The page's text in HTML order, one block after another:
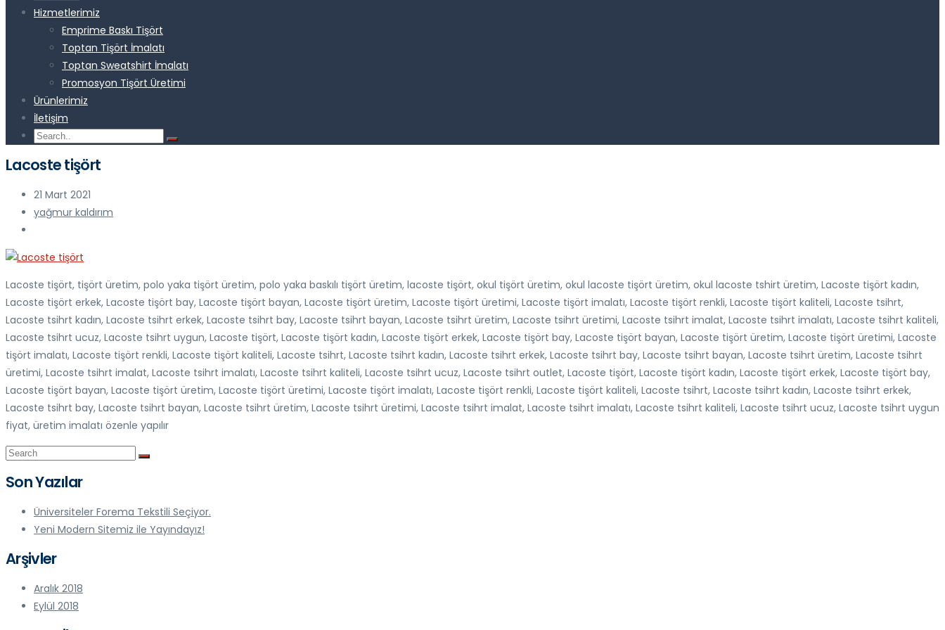
Hizmetlerimiz
Emprime Baskı Tişört
Toptan Tişört İmalatı
Toptan Sweatshirt İmalatı
Promosyon Tişört Üretimi
Ürünlerimiz
İletişim
Lacoste tişört
21 Mart 2021
yağmur kaldırım
Lacoste tişört, tişört üretim, polo yaka tişört üretim, polo yaka baskılı tişört üretim, lacoste tişört, okul tişört üretim, okul lacoste tişört üretim, okul lacoste tshirt üretim, Lacoste tişört kadın,
Lacoste tişört erkek, Lacoste tişört bay, Lacoste tişört bayan, Lacoste tişört üretim, Lacoste tişört üretimi, Lacoste tişört imalatı, Lacoste tişört renkli, Lacoste tişört kaliteli, Lacoste tsihrt,
Lacoste tsihrt kadın, Lacoste tsihrt erkek, Lacoste tsihrt bay, Lacoste tsihrt bayan, Lacoste tsihrt üretim, Lacoste tsihrt üretimi, Lacoste tsihrt imalat, Lacoste tsihrt imalatı, Lacoste tsihrt kaliteli,
Lacoste tsihrt ucuz, Lacoste tsihrt uygun, Lacoste tişört, Lacoste tişört kadın, Lacoste tişört erkek, Lacoste tişört bay, Lacoste tişört bayan, Lacoste tişört üretim, Lacoste tişört üretimi, Lacoste
tişört imalatı, Lacoste tişört renkli, Lacoste tişört kaliteli, Lacoste tsihrt, Lacoste tsihrt kadın, Lacoste tsihrt erkek, Lacoste tsihrt bay, Lacoste tsihrt bayan, Lacoste tsihrt üretim, Lacoste tsihrt
üretimi, Lacoste tsihrt imalat, Lacoste tsihrt imalatı, Lacoste tsihrt kaliteli, Lacoste tsihrt ucuz, Lacoste tsihrt outlet, Lacoste tişört, Lacoste tişört kadın, Lacoste tişört erkek, Lacoste tişört bay,
Lacoste tişört bayan, Lacoste tişört üretim, Lacoste tişört üretimi, Lacoste tişört imalatı, Lacoste tişört renkli, Lacoste tişört kaliteli, Lacoste tsihrt, Lacoste tsihrt kadın, Lacoste tsihrt erkek,
Lacoste tsihrt bay, Lacoste tsihrt bayan, Lacoste tsihrt üretim, Lacoste tsihrt üretimi, Lacoste tsihrt imalat, Lacoste tsihrt imalatı, Lacoste tsihrt kaliteli, Lacoste tsihrt ucuz, Lacoste tsihrt uygun
fiyat, üretim imalatı özenle yapılır
Son Yazılar
Üniversiteler Forema Tekstili Seçiyor.
Yeni Modern Sitemiz ile Yayındayız!
Arşivler
Aralık 2018
Eylül 2018